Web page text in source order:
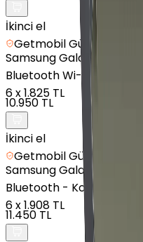
İkinci el
Getmobil Güvencesi
SamsungGalaxy Watch
Bluetooth Wi-Fi - Yeşil
6x1.825 TL
10.950 TL
İkinci el
Getmobil Güvencesi
SamsungGalaxy
Bluetooth - Koyu Gri
6x1.908 TL
11.450 TL